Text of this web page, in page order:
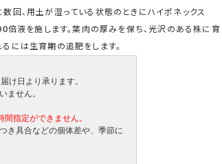
数回、用土が湿っている状態のときにハイポネックス
倍液を施します。葉肉の厚みを保ち、光沢のある株に育
るには生育期の追肥をします。